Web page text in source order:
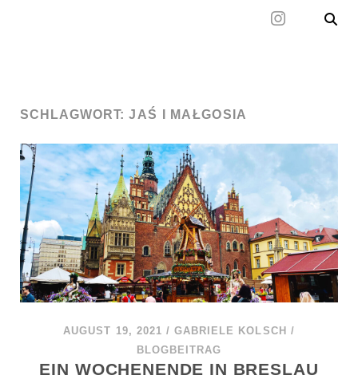
SCHLAGWORT:JAŚ I MAŁGOSIA
AUGUST 19, 2021 /GABRIELE KOLSCH /
BLOGBEITRAG
EIN WOCHENENDE IN BRESLAU